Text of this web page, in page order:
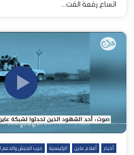
اتساع رقعة القت...
أخبار أفلام عاين الرئيسية حرب الجيش والدعم